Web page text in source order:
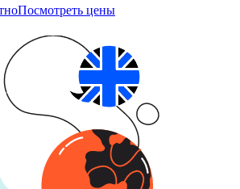
Посмотреть цены